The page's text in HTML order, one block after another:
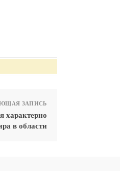
ЗАПИСЬ
характерно
в области